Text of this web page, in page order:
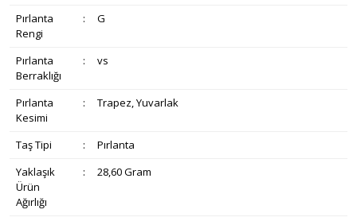
Pırlanta
Rengi
: G
Pırlanta
Berraklığı
: vs
Pırlanta
Kesimi
: Trapez, Yuvarlak
Taş Tipi :
Pırlanta
Yaklaşık
Ürün
Ağırlığı
: 28,60 Gram